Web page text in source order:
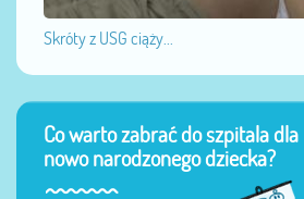
Skróty z USG ciąży...
Co warto zabrać do szpitala dla
nowo narodzonego dziecka?